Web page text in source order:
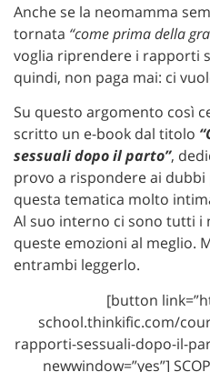
Anche se la neomamma
tornata “come prima della
voglia riprendere i rapporti
quindi, non paga mai: ci
Su questo argomento così
scritto un e-book dal titolo
sessuali dopo il parto”,
provo a rispondere ai
questa tematica molto
Al suo interno ci sono tutti i
queste emozioni al meglio.
entrambi leggerlo.
[button
school.thinkific.com/
rapporti-sessuali-dopo-il-
newwindow=”yes”]